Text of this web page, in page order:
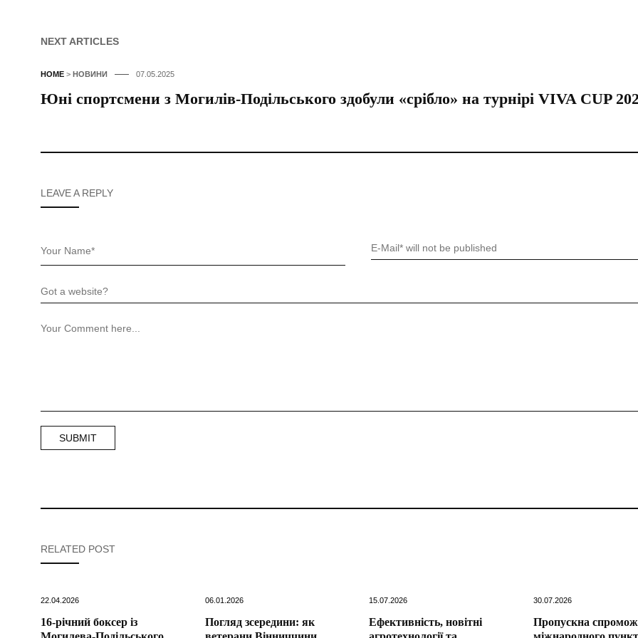
NEXT ARTICLES
HOME > НОВИНИ 07.05.2025
Юні спортсмени з Могилів-Подільського здобули «срібло» на турнірі VIVA CUP
LEAVE A REPLY
RELATED POST
22.04.2026
16-річний боксер із
06.01.2026
Погляд зсередини: як
15.07.2026
Ефективність, новітні
30.07.2026
Пропускна